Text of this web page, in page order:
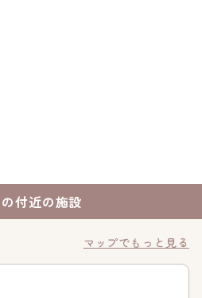
の付近の施設
マップでもっと見る